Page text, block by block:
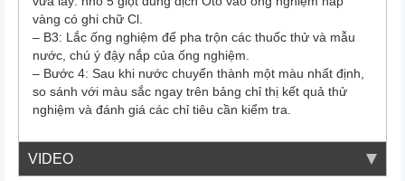
vàng có ghi chữ Cl.
– B3: Lắc ống nghiệm để pha trộn các thuốc thử và mẫu
nước, chú ý đậy nắp của ống nghiệm.
– Bước 4: Sau khi nước chuyển thành một màu nhất định,
so sánh với màu sắc ngay trên bảng chỉ thị kết quả thử
nghiệm và đánh giá các chỉ tiêu cần kiểm tra.
VIDEO